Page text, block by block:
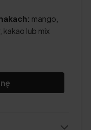
mango,
lub mix